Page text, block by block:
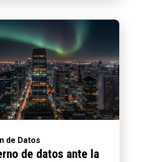
de Datos
de datos ante la